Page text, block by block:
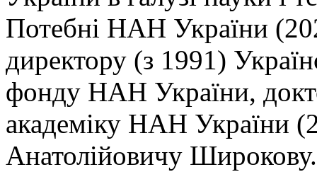
Потебні НАН України
директору (з 1991)
фонду НАН України,
академіку НАН України
Анатолійовичу Широкову.